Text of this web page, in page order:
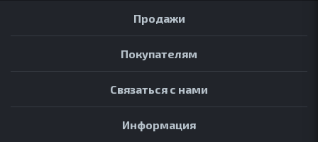
Продажи
Покупателям
Связаться с нами
Информация